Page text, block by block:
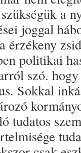
a
joggal
érzékeny
politikai
szó.
Sokkal
tudatos